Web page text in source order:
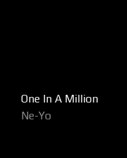
One In A Million
Ne-Yo